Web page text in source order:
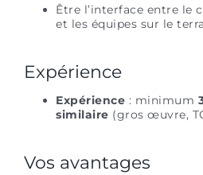
Être l’interface entre le
et les équipes sur le
Expérience
Expérience : minimum
similaire (gros œuvre,
Vos avantages